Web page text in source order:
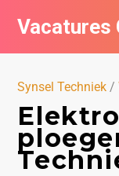
Vacatures
Synsel Techniek /
Vacatures per
Populair
Nieuwsbrief feed